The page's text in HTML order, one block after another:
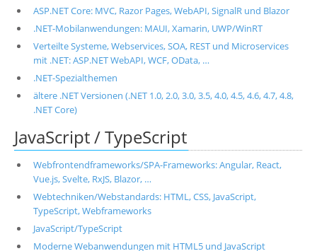
ASP.NET Core: MVC, Razor Pages, WebAPI, SignalR und Blazor
.NET-Mobilanwendungen: MAUI, Xamarin, UWP/WinRT
Verteilte Systeme, Webservices, SOA, REST und Microservices
mit .NET: ASP.NET WebAPI, WCF, OData, …
.NET-Spezialthemen
ältere .NET Versionen (.NET 1.0, 2.0, 3.0, 3.5, 4.0, 4.5, 4.6, 4.7, 4.8,
.NET Core)
JavaScript / TypeScript
Webfrontendframeworks/SPA-Frameworks: Angular, React,
Vue.js, Svelte, RxJS, Blazor, …
Webtechniken/Webstandards: HTML, CSS, JavaScript,
TypeScript, Webframeworks
JavaScript/TypeScript
Moderne Webanwendungen mit HTML5 und JavaScript